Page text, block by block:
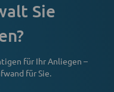
Sie
für Ihr Anliegen –
für Sie.